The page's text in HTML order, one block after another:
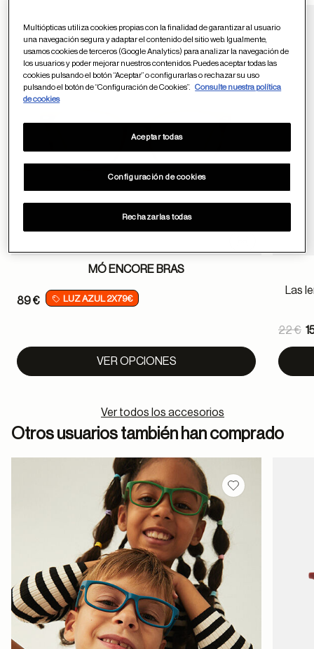
Guardar en
MÓ ENCORE BRAS
89 € LUZ AZUL 2X79€
VER OPCIONES
Las
22 €
to
Ver todos los accesorios
Otros usuarios también han comprado
Guardar en
Multiópticas utiliza cookies propias con la finalidad de garantizar al usuario
una navegación segura y adaptar el contenido del sitio web. Igualmente,
usamos cookies de terceros (Google Analytics) para analizar la navegación de
los usuarios y poder mejorar nuestros contenidos. Puedes aceptar todas las
cookies pulsando el botón “Aceptar” o configurarlas o rechazar su uso
pulsando el botón de “Configuración de Cookies”.
Consulte nuestra política
de cookies
Configuración de cookies
Rechazarlas todas
Aceptar todas